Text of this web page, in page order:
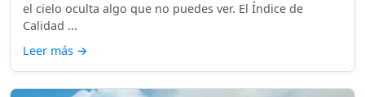
el cielo oculta algo que no puedes ver. El Índice de
Calidad ...
Leer más →